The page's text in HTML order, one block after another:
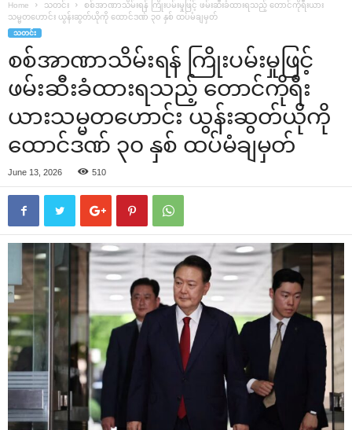
Home သတင်း
စစ်အာဏာသိမ်းရန် ကြိုးပမ်းမှုဖြင့် ဖမ်းဆီးခံထားရသည့် တောင်ကိုရီးယား
သမ္မတဟောင်း ယွန်းဆွတ်ယိုကို ထောင်ဒဏ် ၃၀ နှစ် ထပ်မံချမှတ်
သတင်း
စစ်အာဏာသိမ်းရန် ကြိုးပမ်းမှုဖြင့်
ဖမ်းဆီးခံထားရသည့် တောင်ကိုရီး
ယားသမ္မတဟောင်း ယွန်းဆွတ်ယိုကို
ထောင်ဒဏ် ၃၀ နှစ် ထပ်မံချမှတ်
June 13, 2026 510